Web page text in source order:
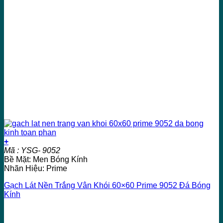
+
Mã : YSG- 9052
Bề Mặt: Men Bóng Kính
Nhãn Hiệu: Prime
Gạch Lát Nền Trắng Vân Khói 60×60 Prime 9052 Đá Bóng
Kính